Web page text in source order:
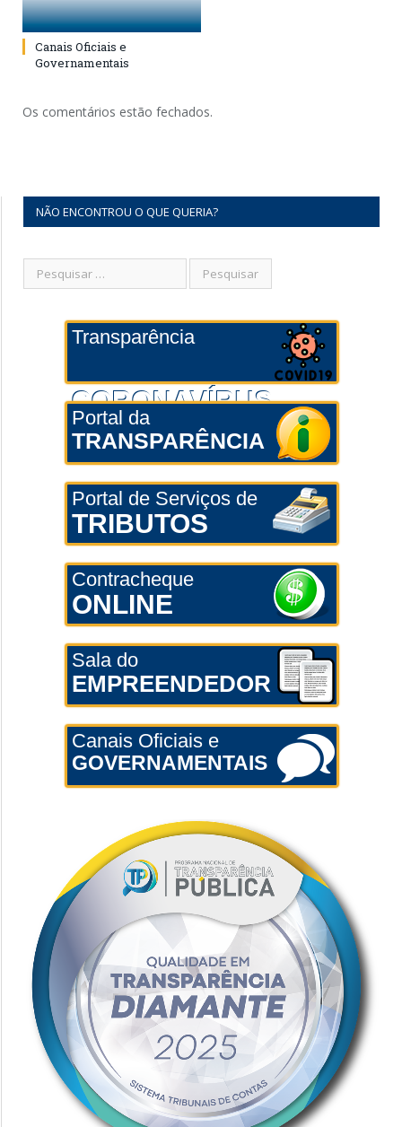
Canais Oficiais e
Governamentais
Os comentários estão fechados.
NÃO ENCONTROU O QUE QUERIA?
Transparência
CORONAVÍRUS
Portal da
TRANSPARÊNCIA
Portal de Serviços de
TRIBUTOS
Contracheque
ONLINE
Sala do
EMPREENDEDOR
Canais Oficiais e
GOVERNAMENTAIS